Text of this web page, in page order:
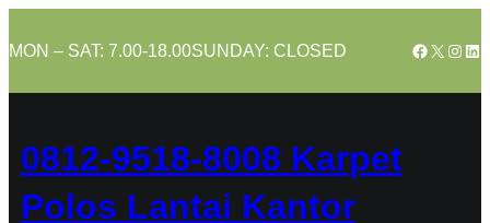
to
MON – SAT: 7.00-18.00SUNDAY: CLOSED Facebook
X
0812-9518-8008 Karpet
Polos Lantai Kantor